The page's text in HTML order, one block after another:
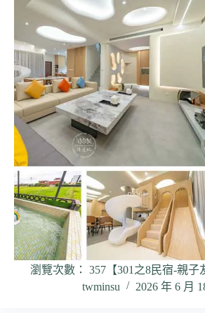
瀏覽次數： 357【301之8民宿-親
twminsu
2026 年 6 月